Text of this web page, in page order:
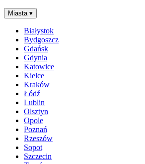
Miasta ▾
Białystok
Bydgoszcz
Gdańsk
Gdynia
Katowice
Kielce
Kraków
Łódź
Lublin
Olsztyn
Opole
Poznań
Rzeszów
Sopot
Szczecin